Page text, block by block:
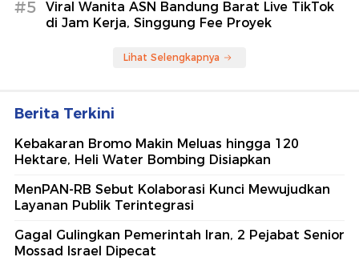
#5
Viral Wanita ASN Bandung Barat Live TikTok
di Jam Kerja, Singgung Fee Proyek
Lihat Selengkapnya
Berita Terkini
Kebakaran Bromo Makin Meluas hingga 120
Hektare, Heli Water Bombing Disiapkan
MenPAN-RB Sebut Kolaborasi Kunci Mewujudkan
Layanan Publik Terintegrasi
Gagal Gulingkan Pemerintah Iran, 2 Pejabat Senior
Mossad Israel Dipecat